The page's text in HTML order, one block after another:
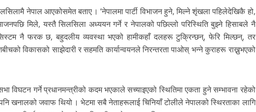
नेपाल आएकोसमेत बताए । ‘नेपालमा पार्टी विभाजन हुने, मिल्ने शृंखला पहिलेदेखिकै हो,
मिले, यस्तै सिलसिला अध्ययन गर्ने र नेपालको पछिल्लो परिस्थिति बुझ्ने हिसाबले नै
नै फरक छ, बहुदलीय व्यवस्था भएको हामीकहाँ दलहरू टुक्रिन्छन्, फेरि मिल्छन्, तर
विकासको साझेदारी र सहमति कार्यान्वयनले निरन्तरता पाओस् भन्ने कुराहरू राख्नुभएको
विघटन गर्ने प्रधानमन्त्रीको कदम भएकाले सच्याइएको स्थितिमा एकता हुने सम्भावना रहेको
खनालको जवाफ थियो । भेटमा सबै नेताहरूलाई चिनियाँ टोलीले नेपालको स्थिरताका लागि